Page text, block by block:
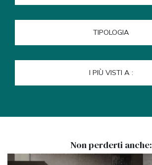
TIPOLOGIA
I PIÙ VISTI A :
Non perderti anche: